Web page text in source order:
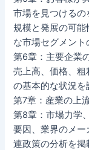
市場を見つける
規模と発展の可
な市場セグメント
第6章：主要企業
売上高、価格、
の基本的な状況を
第7章：産業の上
第8章：市場力学
要因、業界のメ
連政策の分析を掲